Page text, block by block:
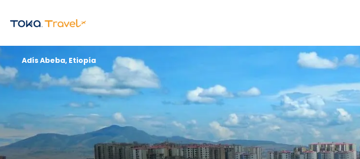
Adís Abeba, Etiopía